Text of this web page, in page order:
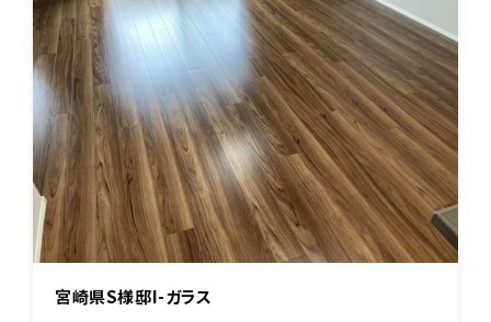
宮崎県S様邸I-ガラス